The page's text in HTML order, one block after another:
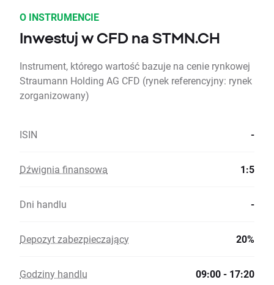
O INSTRUMENCIE
Inwestuj w CFD na STMN.CH
Instrument, którego wartość bazuje na cenie rynkowej
Straumann Holding AG CFD (rynek referencyjny: rynek
zorganizowany)
ISIN -
Dźwignia finansowa 1:5
Dni handlu -
Depozyt zabezpieczający 20%
Godziny handlu 09:00 - 17:20